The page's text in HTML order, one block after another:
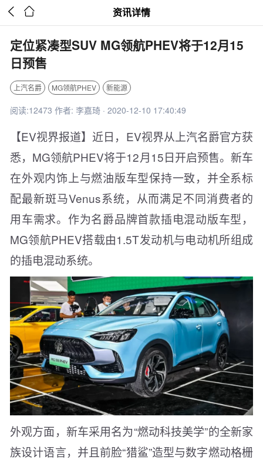
  资讯详情
定位紧凑型SUV MG领航PHEV将于12月15
日预售
上汽名爵 MG领航PHEV 新能源
阅读:12473 作者: 李嘉琦 · 2020-12-10 17:40:49
【EV视界报道】近日，EV视界从上汽名爵官方获
悉，MG领航PHEV将于12月15日开启预售。新车
在外观内饰上与燃油版车型保持一致，并全系标
配最新斑马Venus系统，从而满足不同消费者的
用车需求。作为名爵品牌首款插电混动版车型，
MG领航PHEV搭载由1.5T发动机与电动机所组成
的插电混动系统。
外观方面，新车采用名为“燃动科技美学”的全新家
族设计语言，并且前脸“猎鲨”造型与数字燃动格栅